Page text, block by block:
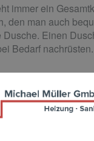
immer ein
den man auch
Einen
Bedarf nachrüsten.
Sie sich
fürs Bad in